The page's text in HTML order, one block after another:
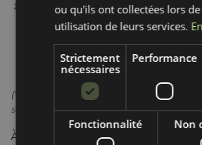
produits personnalisés.
📄 Formulaire de
(Veuillez compléter et renvoyer ce
souhaitez vous rétracter du contrat)
À l’attention de :
ou qu'ils ont collectées lors
utilisation de leurs services.
Strictement
nécessaires
Performance
Fonctionnalité Non